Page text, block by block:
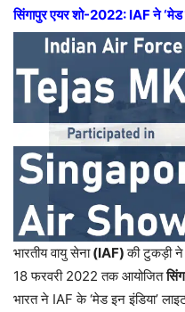
सिंगापुर एयर शो-2022: IAF ने ‘मेड
भारतीय वायु सेना(IAF)की टुकड़ी ने
18 फरवरी 2022 तक आयोजित
भारत ने IAF के ‘मेड इन इंडिया’